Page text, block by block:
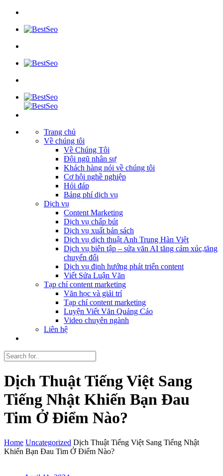
Trang chủ
Về chúng tôi
Về Chúng Tôi
Đội ngũ nhân sự
Khách hàng nói về chúng tôi
Cơ hội nghề nghiệp
Hỏi đáp
Bảng phí dịch vụ
Dịch vụ
Content Marketing
Dịch vụ chấp bút
Dịch vụ xuất bản sách
Dịch vụ dịch thuật Anh Trung Hàn Việt
Dịch vụ biên tập – sửa văn AI tăng cảm xúc,tăng
chuyển đổi
Dịch vụ định hướng phát triển content
Viết Sửa Luận Văn
Tạp chí content marketing
Văn học và giải trí
Tạp chí content marketing
Luyện Viết Văn Quảng Cáo
Video chuyên ngành
Liên hệ
Dịch Thuật Tiếng Việt Sang
Tiếng Nhật Khiến Bạn Đau
Tim Ở Điểm Nào?
Home Uncategorized Dịch Thuật Tiếng Việt Sang Tiếng Nhật
Khiến Bạn Đau Tim Ở Điểm Nào?